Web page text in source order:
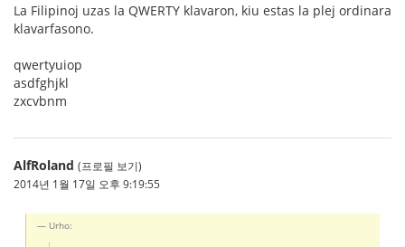
La Filipinoj uzas la QWERTY klavaron, kiu estas la plej ordinara
klavarfasono.
qwertyuiop
asdfghjkl
zxcvbnm
AlfRoland (프로필 보기)
2014년 1월 17일 오후 9:19:55
Urho: